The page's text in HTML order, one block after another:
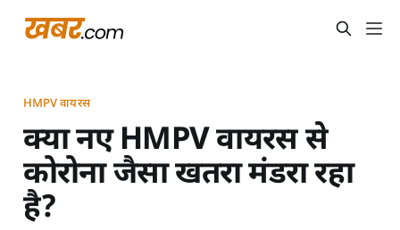
HMPV वायरस
क्या नए HMPV वायरस से
कोरोना जैसा खतरा मंडरा रहा
है?